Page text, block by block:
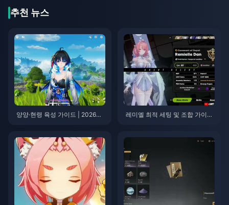
추천 뉴스
양양·현령 육성 가이드 | 2026년
레미엘 최적 세팅 및 조합 가이드